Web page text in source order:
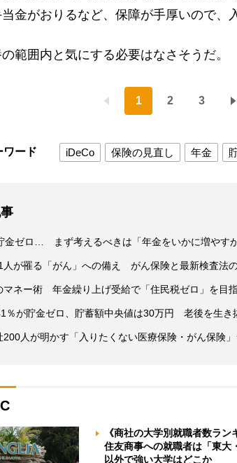
金がおりるなど、保障が手厚いので、
範囲内と気にする必要はなさそうだ。
1 2 3
ワード iDeCo 保険の見直し 年金
金ゼロ… まず考えるべきは「年金をいかに増やすか
人が罹る「がん」への備え がん保険と最新検査法
マネー術 年金繰り上げ受給で「住民税ゼロ」を目
％が貯金ゼロ、貯蓄額中央値は30万円 老後を生き
200人が明かす「入りたくない医療保険・がん保険
《商社の大学別就職者数ラン
住友商事への就職者は「東
以外で強い大学はどこか